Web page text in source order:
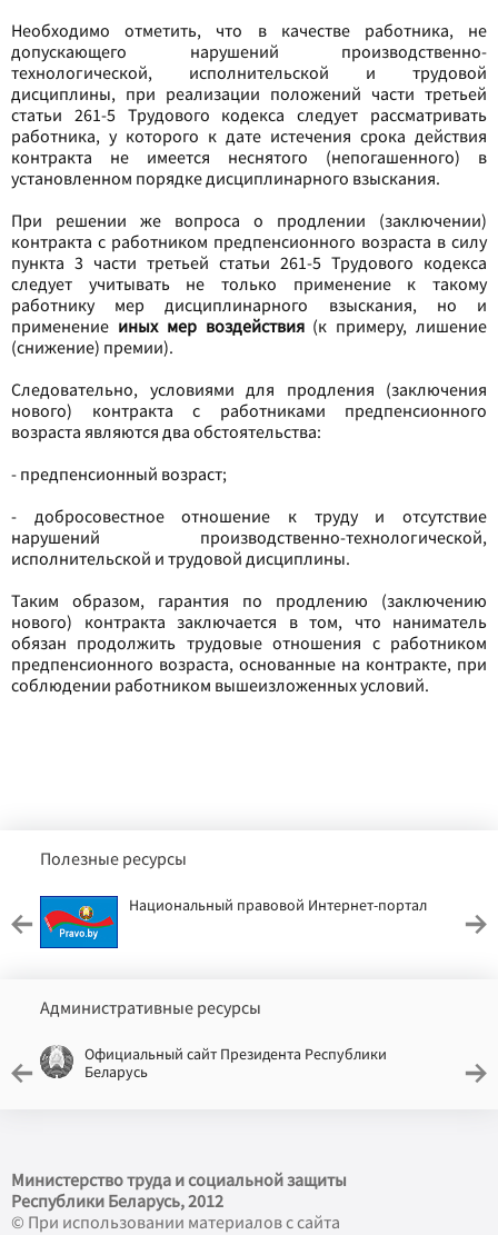
Необходимо отметить, что в качестве работника, не
допускающего нарушений производственно-
технологической, исполнительской и трудовой
дисциплины, при реализации положений части третьей
статьи 261-5 Трудового кодекса следует рассматривать
работника, у которого к дате истечения срока действия
контракта не имеется неснятого (непогашенного) в
установленном порядке дисциплинарного взыскания.
При решении же вопроса о продлении (заключении)
контракта с работником предпенсионного возраста в силу
пункта 3 части третьей статьи 261-5 Трудового кодекса
следует учитывать не только применение к такому
работнику мер дисциплинарного взыскания, но и
применение иных мер воздействия(к примеру, лишение
(снижение) премии).
Следовательно, условиями для продления (заключения
нового) контракта с работниками предпенсионного
возраста являются два обстоятельства:
- предпенсионный возраст;
- добросовестное отношение к труду и отсутствие
нарушений производственно-технологической,
исполнительской и трудовой дисциплины.
Таким образом, гарантия по продлению (заключению
нового) контракта заключается в том, что наниматель
обязан продолжить трудовые отношения с работником
предпенсионного возраста, основанные на контракте, при
соблюдении работником вышеизложенных условий.
Полезные ресурсы
Национальный правовой Интернет-портал
Административные ресурсы
Официальный сайт Президента Республики
Беларусь
Министерство труда и социальной защиты
Республики Беларусь, 2012
© При использовании материалов с сайта